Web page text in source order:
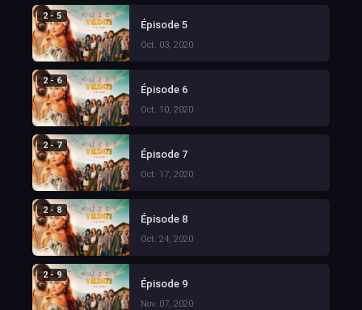
2 - 5
Épisode 5
Oct. 03, 2020
2 - 6
Épisode 6
Oct. 10, 2020
2 - 7
Épisode 7
Oct. 17, 2020
2 - 8
Épisode 8
Oct. 24, 2020
2 - 9
Épisode 9
Nov. 07, 2020